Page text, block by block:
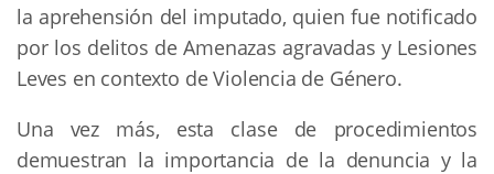
la aprehensión del imputado, quien fue notificado
por los delitos de Amenazas agravadas y Lesiones
Leves en contexto de Violencia de Género.
Una vez más, esta clase de procedimientos
demuestran la importancia de la denuncia y la